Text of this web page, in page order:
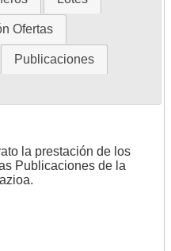
Ofertas
Publicaciones
la prestación de los
Publicaciones de la